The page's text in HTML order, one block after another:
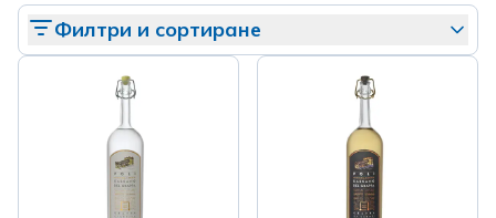
Филтри и сортиране